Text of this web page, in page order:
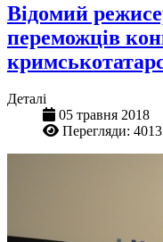
Відомий
переможців
Деталі
05 травня 2018
Перегляди: 4013